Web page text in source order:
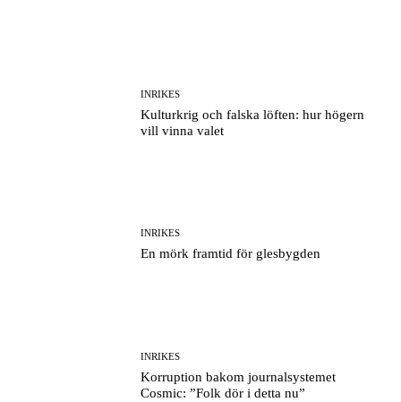
INRIKES
Kulturkrig och falska löften: hur högern
vill vinna valet
INRIKES
En mörk framtid för glesbygden
INRIKES
Korruption bakom journalsystemet
Cosmic: ”Folk dör i detta nu”